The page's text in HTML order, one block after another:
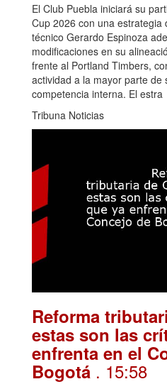
El Club Puebla iniciará su
Cup 2026 con una estrategia
técnico Gerardo Espinoza
modificaciones en su
frente al Portland Timbers,
actividad a la mayor parte de
competencia interna. El estra
Tribuna Noticias
Reforma
estas son las
enfrenta en el
Bogotá . 15:58